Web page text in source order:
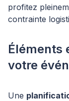
profitez
contrainte
Éléments
votre
Une